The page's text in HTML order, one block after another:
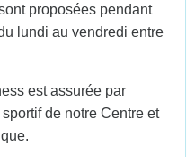
proposées pendant
lundi au vendredi entre
est assurée par
de notre Centre et